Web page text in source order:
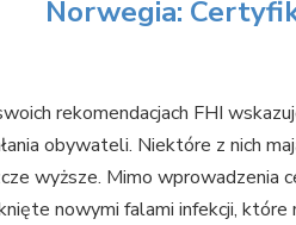
Norwegia:
rekomendacjach FHI
obywateli. Niektóre z nich
wyższe. Mimo wprowadzenia
nowymi falami infekcji,